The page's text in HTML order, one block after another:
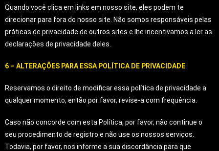
Quando você clica em links em nosso site, eles podem te
direcionar para fora do nosso site. Não somos responsáveis pelas
práticas de privacidade de outros sites e lhe incentivamos a ler as
declarações de privacidade deles.
6 – ALTERAÇÕES PARA ESSA POLÍTICA DE PRIVACIDADE
Reservamos o direito de modificar essa política de privacidade a
qualquer momento, então por favor, revise-a com frequência.
Caso não concorde com esta Política, por favor, não continue o
seu procedimento de registro e não use os nossos serviços.
Todavia, por favor, nos informe a sua discordância para que